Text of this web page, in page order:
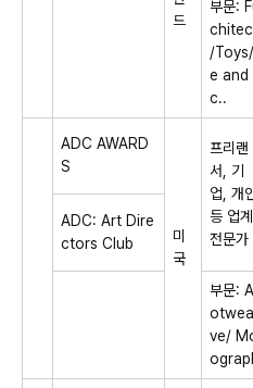
드
부문:
/
e and
c..
ADC AWARD
S
미
국
프리랜
서, 기
업, 개
등 업계
전문가
ADC: Art Dire
ctors Club
부문:
ve/